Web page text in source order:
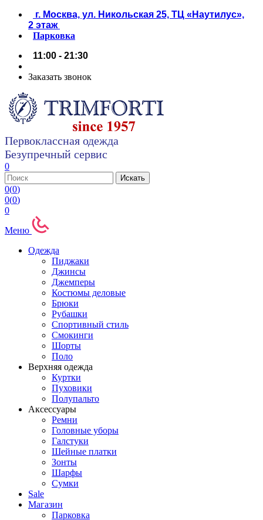
г. Москва, ул. Никольская 25, ТЦ «Наутилус»,
2 этаж
Парковка
11:00 - 21:30
Заказать звонок
Первоклассная одежда
Безупречный сервис
0
0(0)
0(0)
0
Меню
Одежда
Пиджаки
Джинсы
Джемперы
Костюмы деловые
Брюки
Рубашки
Спортивный стиль
Смокинги
Шорты
Поло
Верхняя одежда
Куртки
Пуховики
Полупальто
Аксессуары
Ремни
Головные уборы
Галстуки
Шейные платки
Зонты
Шарфы
Сумки
Sale
Магазин
Парковка